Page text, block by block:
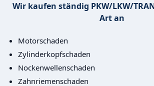
Wir kaufen ständig PKW/LKW/
Art an
Motorschaden
Zylinderkopfschaden
Nockenwellenschaden
Zahnriemenschaden